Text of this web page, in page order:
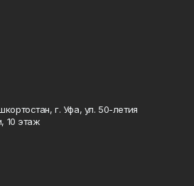
г. Уфа, ул. 50-летия
10 этаж